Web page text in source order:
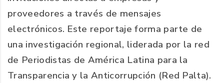
proveedores a través de mensajes
electrónicos. Este reportaje forma parte de
una investigación regional, liderada por la red
de Periodistas de América Latina para la
Transparencia y la Anticorrupción (Red Palta).